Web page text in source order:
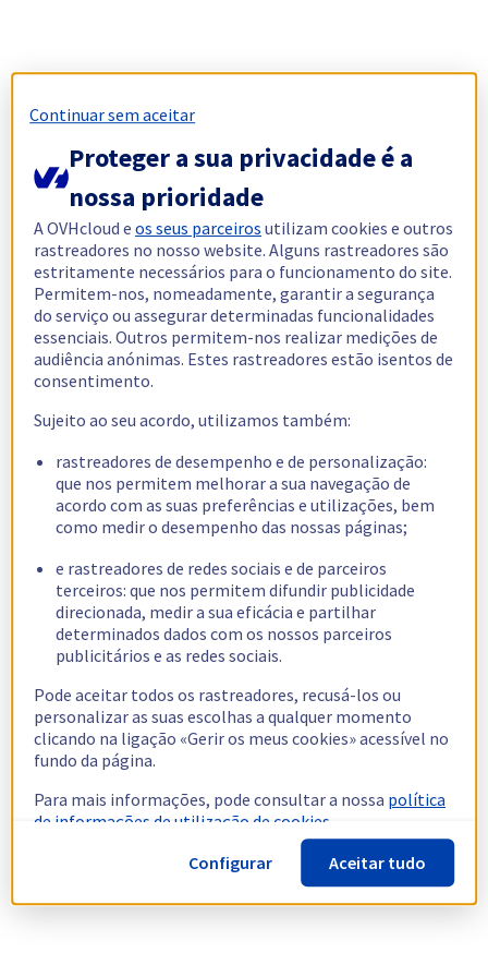
Continuar sem aceitar
Proteger a sua privacidade é a
nossa prioridade
A OVHcloud eos seus parceiros utilizam cookies e outros
rastreadores no nosso website. Alguns rastreadores são
estritamente necessários para o funcionamento do site.
Permitem-nos, nomeadamente, garantir a segurança
do serviço ou assegurar determinadas funcionalidades
essenciais. Outros permitem-nos realizar medições de
audiência anónimas. Estes rastreadores estão isentos de
consentimento.
Sujeito ao seu acordo, utilizamos também:
rastreadores de desempenho e de personalização:
que nos permitem melhorar a sua navegação de
acordo com as suas preferências e utilizações, bem
como medir o desempenho das nossas páginas;
e rastreadores de redes sociais e de parceiros
terceiros: que nos permitem difundir publicidade
direcionada, medir a sua eficácia e partilhar
determinados dados com os nossos parceiros
publicitários e as redes sociais.
Pode aceitar todos os rastreadores, recusá-los ou
personalizar as suas escolhas a qualquer momento
clicando na ligação «Gerir os meus cookies» acessível no
fundo da página.
Para mais informações, pode consultar a nossa política
de informações de utilização de cookies.
Configurar
Aceitar tudo